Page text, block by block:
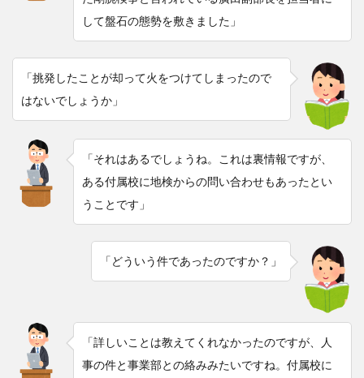
して盤石の態勢を敷きました」
「挑発したことが却って火をつけてしまったので
はないでしょうか」
「それはあるでしょうね。これは裏情報ですが、
ある付属校に地検からの問い合わせもあったとい
うことです」
「どういう件であったのですか？」
「詳しいことは教えてくれなかったのですが、人
事の件と事業部との絡みみたいですね。付属校に